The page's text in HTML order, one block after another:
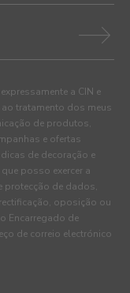
a CIN e
tratamento dos meus
de produtos,
e ofertas
de decoração e
posso exercer a
protecção de dados,
oposição ou
Encarregado de
de correio electrónico